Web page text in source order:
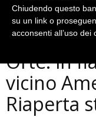
Cronaca
Incendi
Orte: in
vicino
Riaperta
Chiudendo questo
su un link o
acconsenti all’uso dei